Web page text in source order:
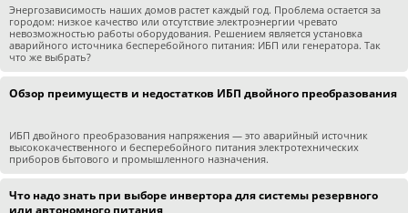
Энергозависимость наших домов растет каждый год. Проблема остается за
городом: низкое качество или отсутствие электроэнергии чревато
невозможностью работы оборудования. Решением является установка
аварийного источника бесперебойного питания: ИБП или генератора. Так
что же выбрать?
Обзор преимуществ и недостатков ИБП двойного преобразования
ИБП двойного преобразования напряжения — это аварийный источник
высококачественного и бесперебойного питания электротехнических
приборов бытового и промышленного назначения.
Что надо знать при выборе инвертора для системы резервного
или автономного питания